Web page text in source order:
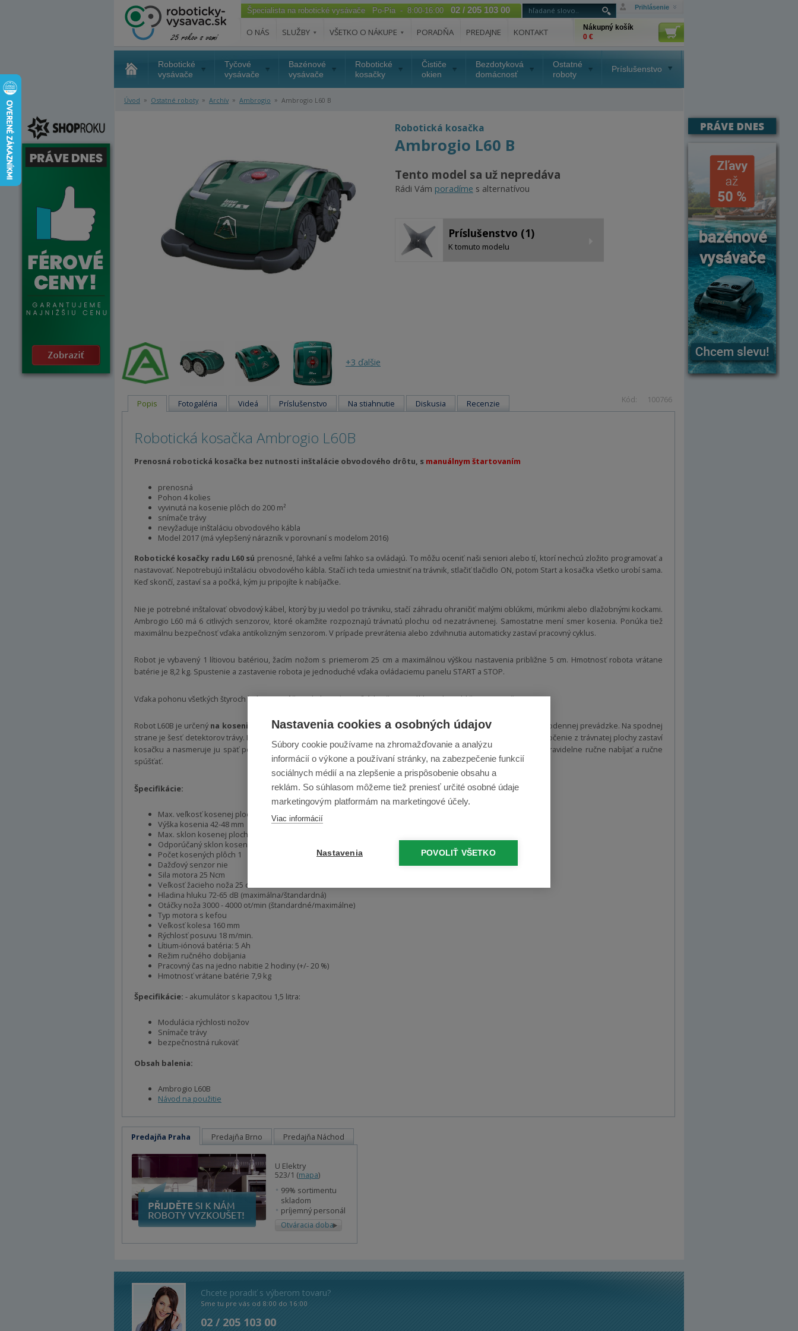
Prihlásenie
Špecialista na robotické vysávače Po-Pia - 8:00-16:00 02 / 205 103 00
O NÁS SLUŽBY VŠETKO O NÁKUPE PORADŇA PREDAJNE KONTAKT
Nákupný košík
0 €
Robotické
vysávače
Tyčové
vysávače
Bazénové
vysávače
Robotické
kosačky
Čističe
okien
Bezdotyková
domácnosť
Ostatné
roboty
Príslušenstvo
Úvod » Ostatné roboty » Archív » Ambrogio » Ambrogio L60 B
+3 ďalšie
Robotická kosačka
Ambrogio L60 B
Tento model sa už nepredáva
Rádi Vám poradíme s alternatívou
Príslušenstvo (1)
K tomuto modelu
Kód: 100766
Popis Fotogaléria Videá Príslušenstvo Na stiahnutie Diskusia Recenzie
Robotická kosačka Ambrogio L60B
Prenosná robotická kosačka bez nutnosti inštalácie obvodového drôtu, s manuálnym štartovaním
prenosná
Pohon 4 kolies
vyvinutá na kosenie plôch do 200 m²
snímače trávy
nevyžaduje inštaláciu obvodového kábla
Model 2017 (má vylepšený nárazník v porovnaní s modelom 2016)
Robotické kosačky radu L60 sú prenosné, ľahké a veľmi ľahko sa ovládajú. To môžu oceniť naši seniori alebo tí, ktorí nechcú zložito programovať a
nastavovať. Nepotrebujú inštaláciu obvodového kábla. Stačí ich teda umiestniť na trávnik, stlačiť tlačidlo ON, potom Start a kosačka všetko urobí sama.
Keď skončí, zastaví sa a počká, kým ju pripojíte k nabíjačke.
Nie je potrebné inštalovať obvodový kábel, ktorý by ju viedol po trávniku, stačí záhradu ohraničiť malými oblúkmi, múrikmi alebo dlažobnými kockami.
Ambrogio L60 má 6 citlivých senzorov, ktoré okamžite rozpoznajú trávnatú plochu od nezatrávnenej. Samostatne mení smer kosenia. Ponúka tiež
maximálnu bezpečnosť vďaka antikolizným senzorom. V prípade prevrátenia alebo zdvihnutia automaticky zastaví pracovný cyklus.
Robot je vybavený 1 lítiovou batériou, žacím nožom s priemerom 25 cm a maximálnou výškou nastavenia približne 5 cm. Hmotnosť robota vrátane
batérie je 8,2 kg. Spustenie a zastavenie robota je jednoduché vďaka ovládaciemu panelu START a STOP.
Vďaka pohonu všetkých štyroch kolies sa môže pohybovať vo veľkých, až 50 % náklonoch (približne 27 stupňov).
Robot L60B je určený na kosenie plôch do 200 m2.To je plocha, ktorá sa pokosí na jedno nabitie kosačky a pri každodennej prevádzke. Na spodnej
strane je šesť detektorov trávy. Hneď ako tieto snímače zistia prítomnosť trávy, spustia žací nôž a pohyb kosačky. Vybočenie z trávnatej plochy zastaví
kosačku a nasmeruje ju späť pod iným uhlom. Kosačka je poloautomatická, čo znamená, že sa musí na pozemku pravidelne ručne nabíjať a ručne
spúšťať.
Špecifikácie:
Max. veľkosť kosenej plochy 200 m² (-20 %)
Výška kosenia 42-48 mm
Max. sklon kosenej plochy 50 % (približne 27°)
Odporúčaný sklon kosenia 40 % (približne 22°)
Počet kosených plôch 1
Dažďový senzor nie
Sila motora 25 Ncm
Veľkosť žacieho noža 25 cm
Hladina hluku 72-65 dB (maximálna/štandardná)
Otáčky noža 3000 - 4000 ot/min (štandardné/maximálne)
Typ motora s kefou
Veľkosť kolesa 160 mm
Rýchlosť posuvu 18 m/min.
Lítium-iónová batéria: 5 Ah
Režim ručného dobíjania
Pracovný čas na jedno nabitie 2 hodiny (+/- 20 %)
Hmotnosť vrátane batérie 7,9 kg
Špecifikácie: - akumulátor s kapacitou 1,5 litra:
Modulácia rýchlosti nožov
Snímače trávy
bezpečnostná rukoväť
Obsah balenia:
Ambrogio L60B
Návod na použitie
Predajňa Praha Predajňa Brno Predajňa Náchod
U Elektry
523/1 (mapa)
99% sortimentu
skladom
príjemný personál
Otváracia doba
Chcete poradiť s výberom tovaru?
Sme tu pre vás od 8:00 do 16:00
02 / 205 103 00
Nastavenia cookies a osobných údajov
Súbory cookie používame na zhromažďovanie a analýzu
informácií o výkone a používaní stránky, na zabezpečenie funkcií
sociálnych médií a na zlepšenie a prispôsobenie obsahu a
reklám. So súhlasom môžeme tiež preniesť určité osobné údaje
marketingovým platformám na marketingové účely.
Viac informácií
Nastavenia POVOLIŤ VŠETKO